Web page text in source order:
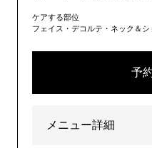
ケアする部位
フェイス・デコルテ・ネック＆
予
メニュー詳細